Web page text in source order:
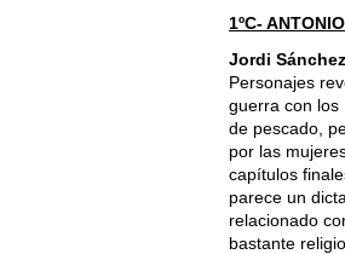
1ºC-
Jordi
Personajes
guerra con los
de pescado,
por las
capítulos
parece un
relacionado
bastante